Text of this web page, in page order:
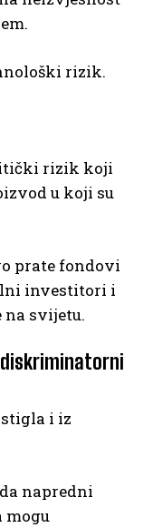
rizik.
rizik koji
u koji su
prate fondovi
investitori i
na svijetu.
i iz
napredni
mogu